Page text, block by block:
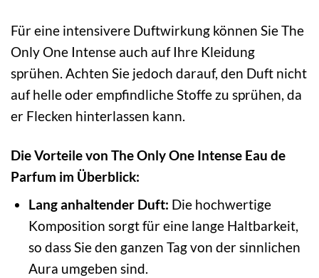
Für eine intensivere Duftwirkung können Sie The
Only One Intense auch auf Ihre Kleidung
sprühen. Achten Sie jedoch darauf, den Duft nicht
auf helle oder empfindliche Stoffe zu sprühen, da
er Flecken hinterlassen kann.
Die Vorteile von The Only One Intense Eau de
Parfum im Überblick:
Lang anhaltender Duft: Die hochwertige
Komposition sorgt für eine lange Haltbarkeit,
so dass Sie den ganzen Tag von der sinnlichen
Aura umgeben sind.